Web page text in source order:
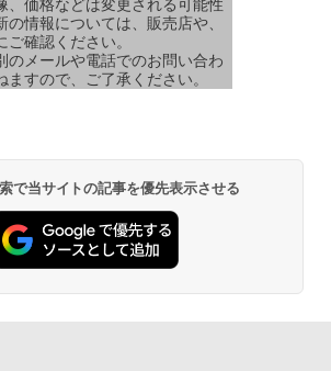
、価格などは変更される可能性
情報については、販売店や、
確認ください。
のメールや電話でのお問い合わ
すので、ご了承ください。
で当サイトの記事を優先表示させる